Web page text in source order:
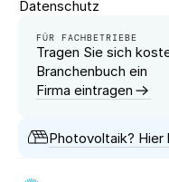
Datenschutz
FÜR FACHBETRIEBE
Tragen Sie sich
Branchenbuch ein
Firma eintragen
Photovoltaik? Hier